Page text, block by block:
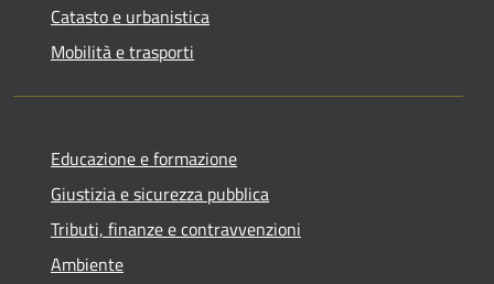
Catasto e urbanistica
Mobilità e trasporti
Educazione e formazione
Giustizia e sicurezza pubblica
Tributi, finanze e contravvenzioni
Ambiente